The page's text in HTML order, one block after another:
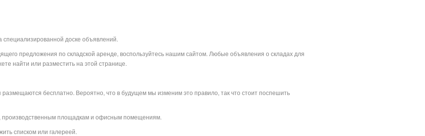
доске объявлений.
предложения по складской аренде, воспользуйтесь нашим сайтом. Любые объявления о складах для
найти или разместить на этой странице.
бесплатно. Вероятно, что в будущем мы изменим это правило, так что стоит поспешить
площадкам и офисным помещениям.
списком или галереей.